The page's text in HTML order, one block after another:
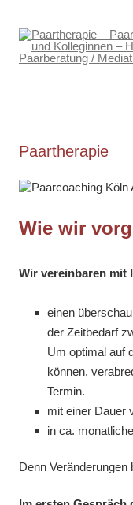
Paartherapie –
Peter Wattler-Kugler
Paartherapie
Wie wir
Wir vereinbaren mit
einen
der Zeitbedarf
Um optimal auf
können,
Termin.
mit einer Dauer
in ca.
Denn Veränderungen